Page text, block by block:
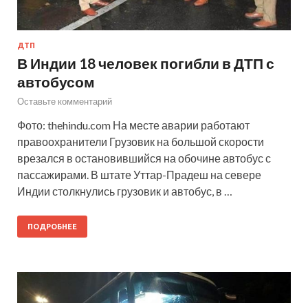
ДТП
В Индии 18 человек погибли в ДТП с
автобусом
Оставьте комментарий
Фото: thehindu.com На месте аварии работают
правоохранители Грузовик на большой скорости
врезался в остановившийся на обочине автобус с
пассажирами. В штате Уттар-Прадеш на севере
Индии столкнулись грузовик и автобус, в …
ПОДРОБНЕЕ